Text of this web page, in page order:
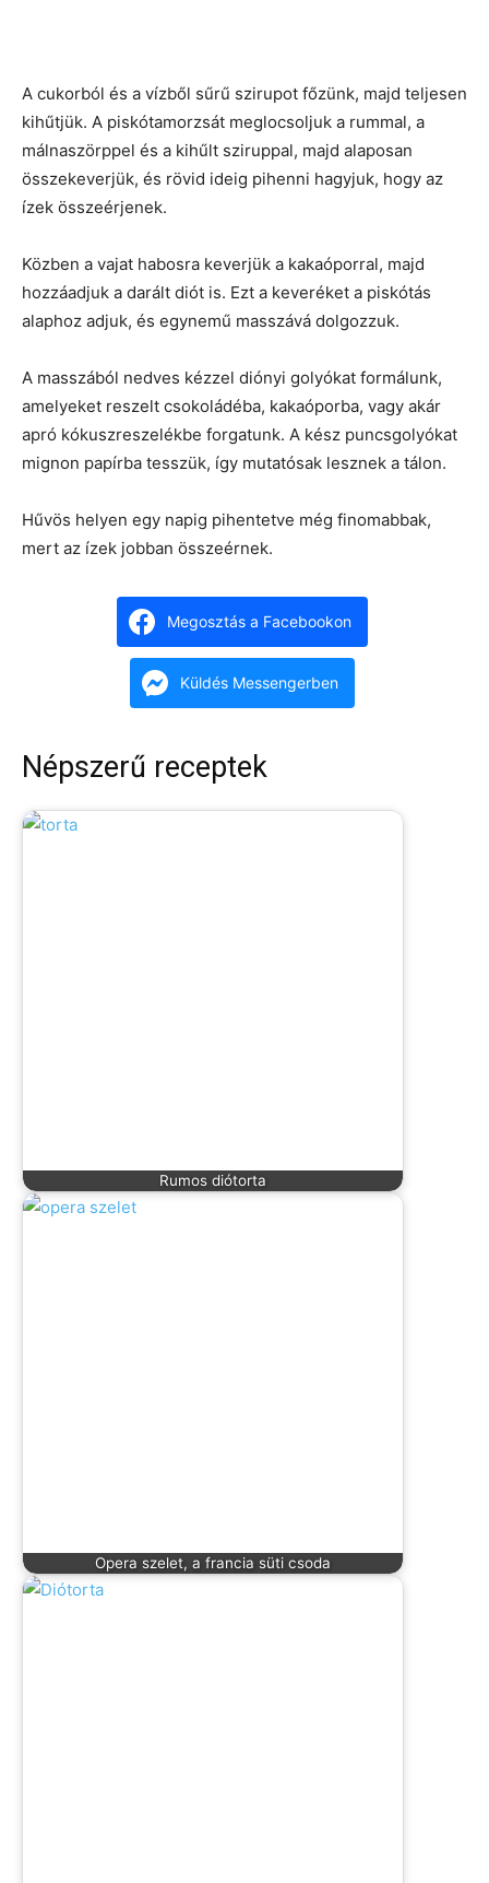
A cukorból és a vízből sűrű szirupot főzünk, majd teljesen
kihűtjük. A piskótamorzsát meglocsoljuk a rummal, a
málnaszörppel és a kihűlt sziruppal, majd alaposan
összekeverjük, és rövid ideig pihenni hagyjuk, hogy az
ízek összeérjenek.
Közben a vajat habosra keverjük a kakaóporral, majd
hozzáadjuk a darált diót is. Ezt a keveréket a piskótás
alaphoz adjuk, és egynemű masszává dolgozzuk.
A masszából nedves kézzel diónyi golyókat formálunk,
amelyeket reszelt csokoládéba, kakaóporba, vagy akár
apró kókuszreszelékbe forgatunk. A kész puncsgolyókat
mignon papírba tesszük, így mutatósak lesznek a tálon.
Hűvös helyen egy napig pihentetve még finomabbak,
mert az ízek jobban összeérnek.
Megosztás a Facebookon
Küldés Messengerben
Népszerű receptek
Rumos diótorta
Opera szelet, a francia süti csoda